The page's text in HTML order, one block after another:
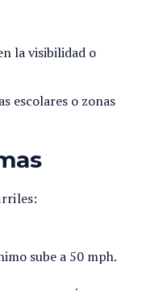
la visibilidad o
escolares o zonas
sube a 50 mph.